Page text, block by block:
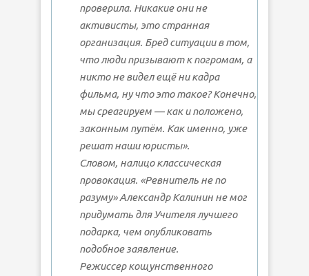
проверила. Никакие они не
активисты, это странная
организация. Бред ситуации в том,
что люди призывают к погромам, а
никто не видел ещё ни кадра
фильма, ну что это такое? Конечно,
мы среагируем — как и положено,
законным путём. Как именно, уже
решат наши юристы».
Словом, налицо классическая
провокация. «Ревнитель не по
разуму» Александр Калинин не мог
придумать для Учителя лучшего
подарка, чем опубликовать
подобное заявление.
Режиссер кощунственного